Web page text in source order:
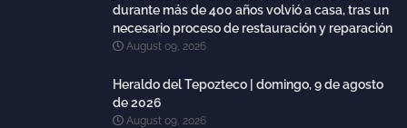
durante más de 400 años volvió a casa, tras un
necesario proceso de restauración y reparación
August 09, 2026
Heraldo del Tepozteco | domingo, 9 de agosto
de 2026
August 09, 2026